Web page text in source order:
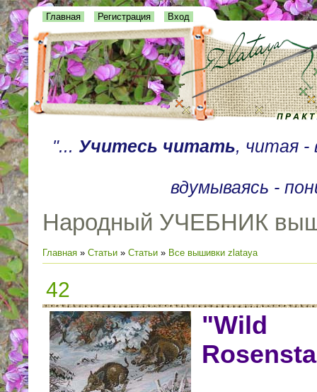
Главная Регистрация Вход
"... Учитесь читать, читая -
вдумываясь -
Народный УЧЕБНИК
Главная » Статьи » Статьи » Все вышивки zlataya
42